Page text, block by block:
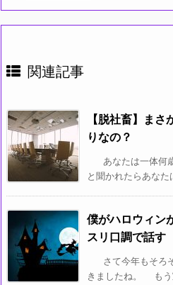
関連記事
【脱社畜】ま
りなの？
あなたは一体何
と聞かれたらあな
僕がハロウィン
スリ口調で話す
さて今年もそろ
きましたね。 もう